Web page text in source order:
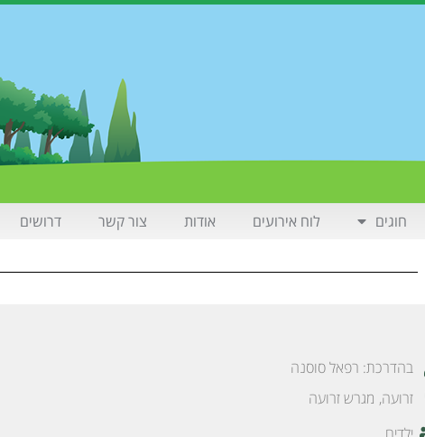
חוגים לוח אירועים אודות צור קשר דרושים
בהדרכת: רפאל סוסנה
זרועה, מגרש זרועה